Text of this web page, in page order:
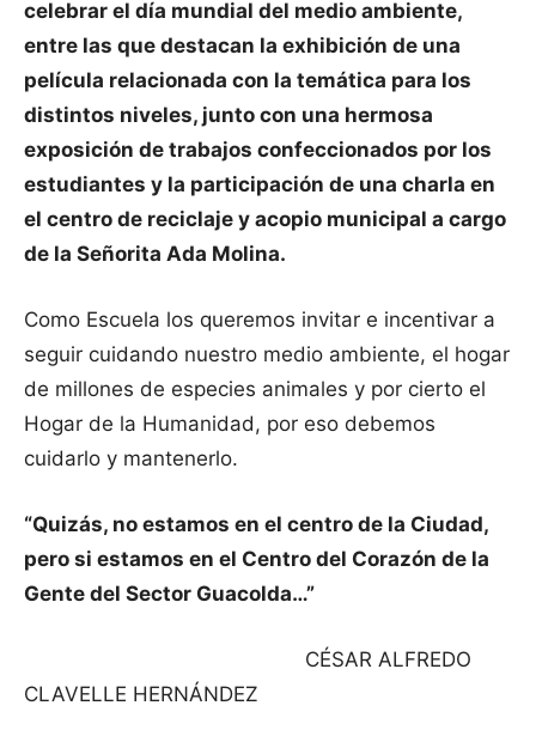
celebrar el día mundial del medio ambiente,
entre las que destacan la exhibición de una
película relacionada con la temática para los
distintos niveles, junto con una hermosa
exposición de trabajos confeccionados por los
estudiantes y la participación de una charla en
el centro de reciclaje y acopio municipal a cargo
de la Señorita Ada Molina.
Como Escuela los queremos invitar e incentivar a
seguir cuidando nuestro medio ambiente, el hogar
de millones de especies animales y por cierto el
Hogar de la Humanidad, por eso debemos
cuidarlo y mantenerlo.
“Quizás, no estamos en el centro de la Ciudad,
pero si estamos en el Centro del Corazón de la
Gente del Sector Guacolda…”
CÉSAR ALFREDO
CLAVELLE HERNÁNDEZ